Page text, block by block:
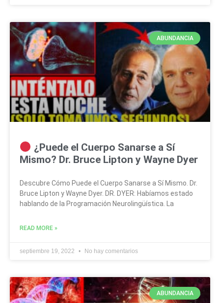
ABUNDANCIA
¿Puede el Cuerpo Sanarse a Sí
Mismo? Dr. Bruce Lipton y Wayne Dyer
Descubre Cómo Puede el Cuerpo Sanarse a Sí Mismo. Dr.
Bruce Lipton y Wayne Dyer. DR. DYER: Habíamos estado
hablando de la Programación Neurolingüística. La
READ MORE »
septiembre 19, 2022 No hay comentarios
ABUNDANCIA